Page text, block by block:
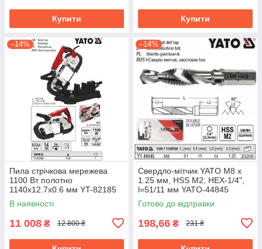
Купити Купити
–14%
Пила стрічкова мережева
1100 Вт полотно
1140х12.7х0.6 мм YT-82185
В наявності
11 008 ₴ 12 800 ₴
–14%
Свердло-мітчик YATO М8 х
1.25 мм, HSS М2, HEX-1/4",
l=51/11 мм YATO-44845
Готово до відправки
198,66 ₴ 231 ₴